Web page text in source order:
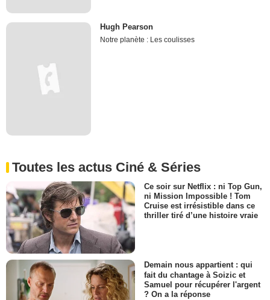
Hugh Pearson
Notre planète : Les coulisses
Toutes les actus Ciné & Séries
Ce soir sur Netflix : ni Top Gun,
ni Mission Impossible ! Tom
Cruise est irrésistible dans ce
thriller tiré d’une histoire vraie
Demain nous appartient : qui
fait du chantage à Soizic et
Samuel pour récupérer l'argent
? On a la réponse